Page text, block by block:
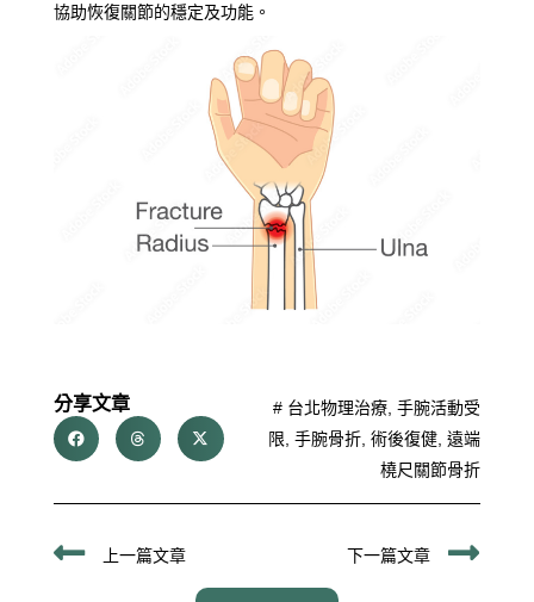
協助恢復關節的穩定及功能。
分享文章 # 台北物理治療 ,手腕活動受
限 ,手腕骨折 ,術後復健 ,遠端
橈尺關節骨折
上一頁
上一篇文章 下一篇文章 下